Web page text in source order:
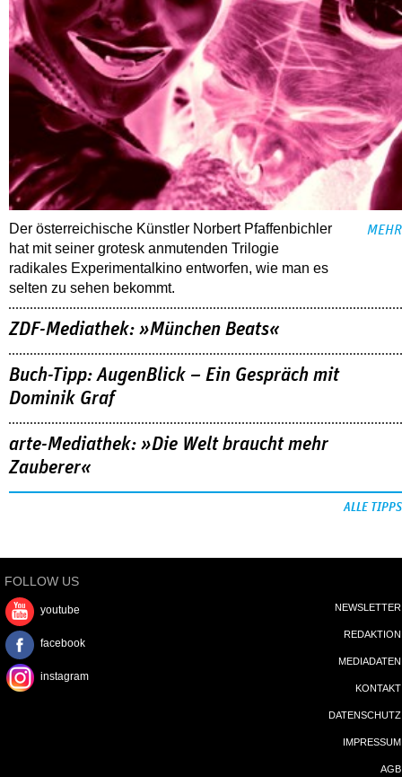
Der österreichische Künstler Norbert Pfaffenbichler
hat mit seiner grotesk anmutenden Trilogie
radikales Experimentalkino entworfen, wie man es
selten zu sehen bekommt.
MEHR
ZDF-Mediathek: »München Beats«
Buch-Tipp: AugenBlick – Ein Gespräch mit
Dominik Graf
arte-Mediathek: »Die Welt braucht mehr
Zauberer«
ALLE TIPPS
FOLLOW US
youtube
facebook
instagram
NEWSLETTER
REDAKTION
MEDIADATEN
KONTAKT
DATENSCHUTZ
IMPRESSUM
AGB